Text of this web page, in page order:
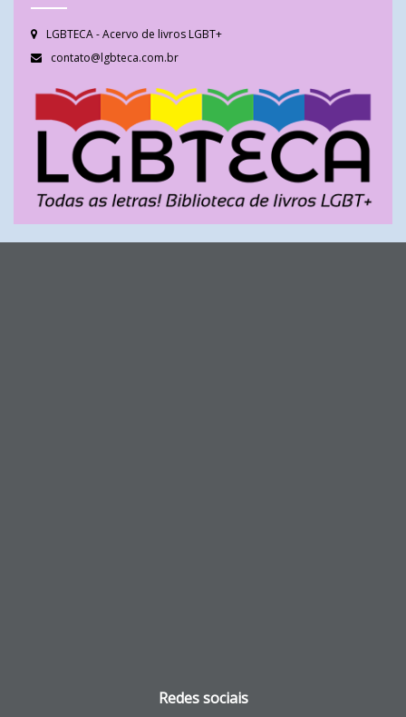
LGBTECA - Acervo de livros LGBT+
contato@lgbteca.com.br
Redes sociais